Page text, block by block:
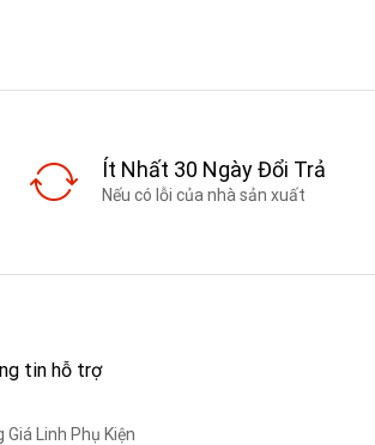
Ít Nhất 30 Ngày Đổi Trả
Nếu có lỗi của nhà sản xuất
tin hỗ trợ
Giá Linh Phụ Kiện